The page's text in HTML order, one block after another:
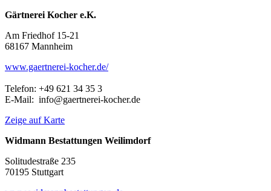
Gärtnerei Kocher e.K.
Am Friedhof 15-21
68167 Mannheim
www.gaertnerei-kocher.de/
Telefon: +49 621 34 35 3
E-Mail: info@gaertnerei-kocher.de
Zeige auf Karte
Widmann Bestattungen Weilimdorf
Solitudestraße 235
70195 Stuttgart